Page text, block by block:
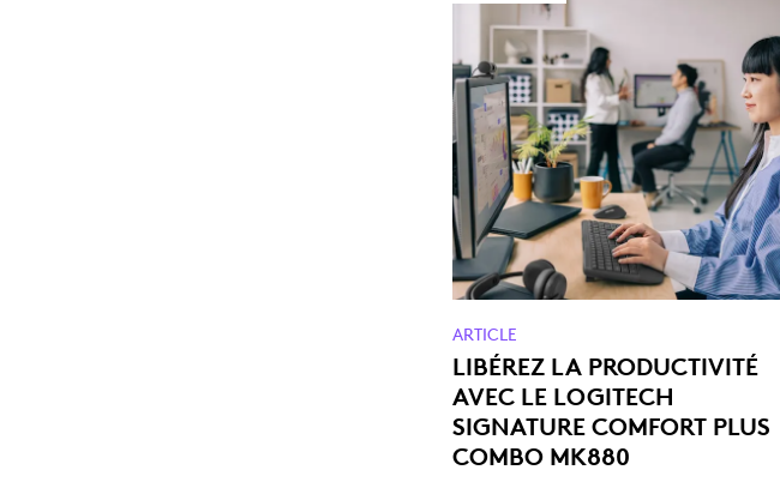
ARTICLE
LIBÉREZ LA PRODUCTIVITÉ
AVEC LE LOGITECH
SIGNATURE COMFORT PLUS
COMBO MK880